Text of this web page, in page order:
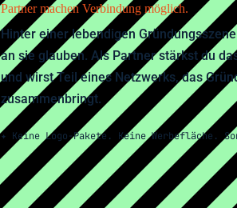
Partner machen Verbindung möglich.
Hinter einer lebendigen
an sie glauben. Als Partner stärkst du
und wirst Teil eines Netzwerks, das
zusammenbringt.
✦ Keine Logo-Pakete. Keine Werbefläche.